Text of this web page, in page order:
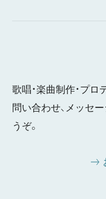
歌唱・楽曲制作・プ
問い合わせ、メッセ
うぞ。